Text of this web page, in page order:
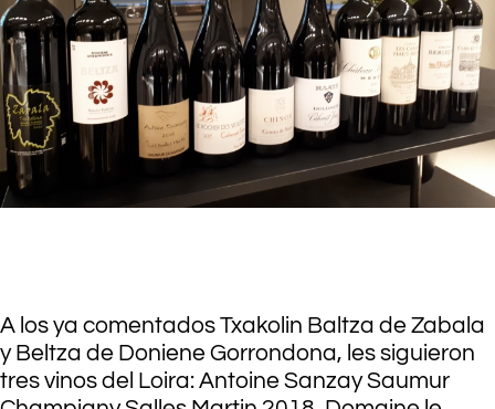
A los ya comentados Txakolin Baltza de Zabala
y Beltza de Doniene Gorrondona, les siguieron
tres vinos del Loira: Antoine Sanzay Saumur